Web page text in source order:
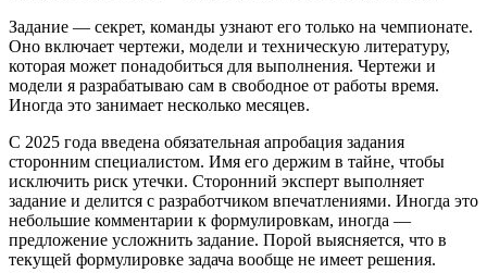
Задание — секрет, команды узнают его только на чемпионате.
Оно включает чертежи, модели и техническую литературу,
которая может понадобиться для выполнения. Чертежи и
модели я разрабатываю сам в свободное от работы время.
Иногда это занимает несколько месяцев.
С 2025 года введена обязательная апробация задания
сторонним специалистом. Имя его держим в тайне, чтобы
исключить риск утечки. Сторонний эксперт выполняет
задание и делится с разработчиком впечатлениями. Иногда это
небольшие комментарии к формулировкам, иногда —
предложение усложнить задание. Порой выясняется, что в
текущей формулировке задача вообще не имеет решения.